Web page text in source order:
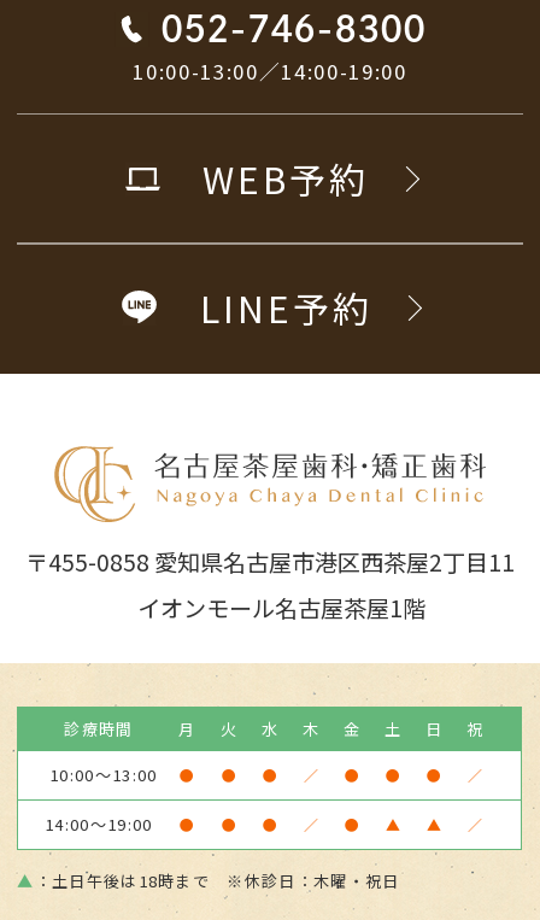
052-746-8300
10:00-13:00／14:00-19:00
WEB予約
LINE予約
〒455-0858 愛知県名古屋市港区西茶屋2丁目11
イオンモール名古屋茶屋1階
診療時間 月 火 水 木 金 土 日
祝
10:00～13:00
● ● ● ／ ● ● ● ／
14:00～19:00 ● ● ● ／ ● ▲ ▲ ／
▲ ：土日午後は18時まで ※休診日：木曜・祝日